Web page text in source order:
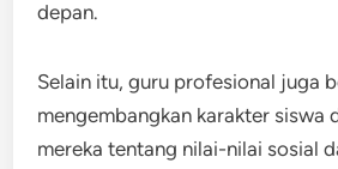
depan.
Selain itu, guru profesional juga
mengembangkan karakter siswa
mereka tentang nilai-nilai sosial